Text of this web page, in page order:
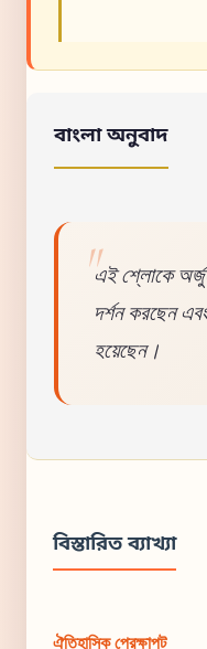
বাংলা অনুবাদ
এই শ্লোকে
দর্শন করছেন
হয়েছেন।
বিস্তারিত ব্যাখ্যা
ঐতিহাসিক প্রেক্ষাপট